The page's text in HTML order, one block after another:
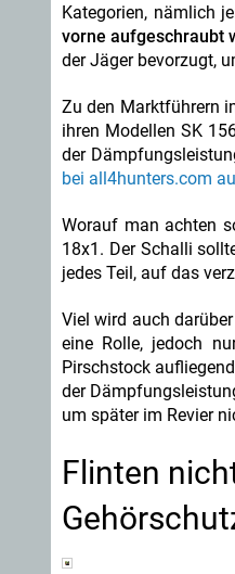
Kategorien, nämlich
vorne aufgeschraubt
der Jäger bevorzugt,
Zu den Marktführern
ihren Modellen SK
der
bei all4hunters.com
Worauf man achten
18x1. Der Schalli
jedes Teil, auf das
Viel wird auch
eine Rolle, jedoch
Pirschstock
der
um später im Revier
Flinten